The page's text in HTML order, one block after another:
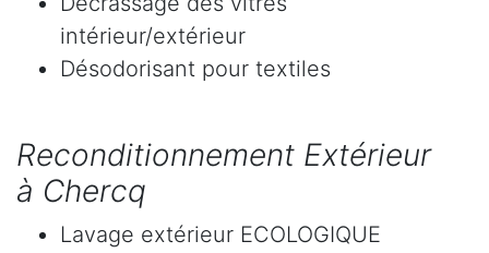
intérieur/extérieur
Désodorisant pour textiles
Reconditionnement Extérieur
à Chercq
Lavage extérieur ECOLOGIQUE